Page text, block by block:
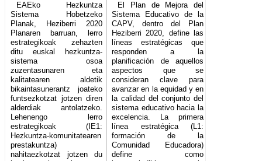
EAEko Hezkuntza
Sistema Hobetzeko
Planak, Heziberri 2020
Planaren barruan, lerro
estrategikoak zehazten
ditu euskal hezkuntza-
sistema osoa
zuzentasunaren eta
kalitatearen aldetik
bikaintasunerantz joateko
funtsezkotzat jotzen diren
alderdiak antolatzeko.
Lehenengo lerro
estrategikoak (IE1:
Hezkuntza-komunitatearen
prestakuntza)
nahitaezkotzat jotzen du
El Plan de Mejora del
Sistema Educativo de la
CAPV, dentro del Plan
Heziberri 2020, define las
líneas estratégicas que
responden a la
planificación de aquellos
aspectos que se
consideran clave para
avanzar en la equidad y en
la calidad del conjunto del
sistema educativo hacia la
excelencia. La primera
línea estratégica (L1:
formación de la
Comunidad Educadora)
define como